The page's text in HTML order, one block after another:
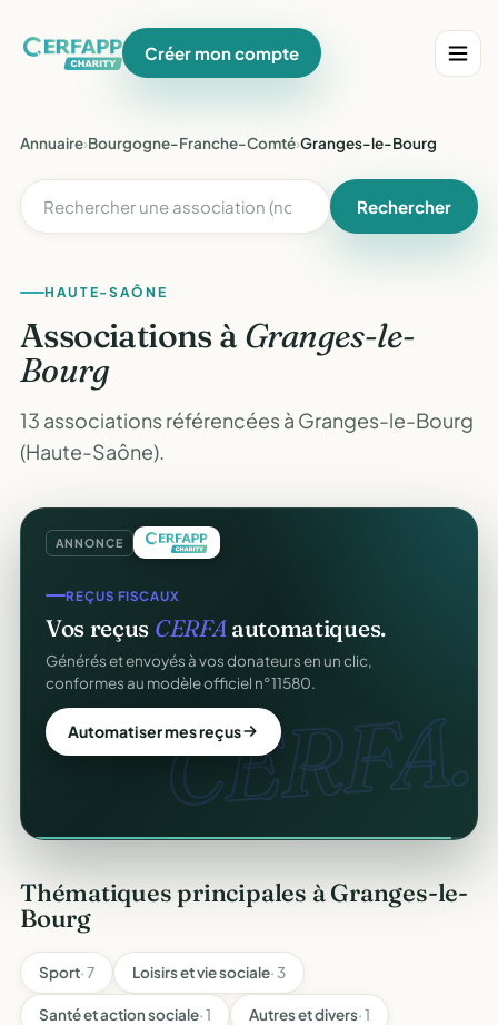
Créer mon compte
Annuaire›Bourgogne-Franche-Comté›Granges-le-Bourg
Rechercher
HAUTE-SAÔNE
Associations à Granges-le-
Bourg
13 associations référencées à Granges-le-Bourg
(Haute-Saône).
ANNONCE
CERFA.
REÇUS FISCAUX
Vos reçus CERFAautomatiques.
Générés et envoyés à vos donateurs en un clic,
conformes au modèle officiel n°11580.
Automatiser mes reçus
COLLECTE DE DONS
Collectez des donsen ligne.
Campagnes, paiement sécurisé, reçu fiscal instantané
pour chaque donateur. 100 % gratuit.
Lancer ma collecte
Thématiques principales à Granges-le-
Bourg
Sport· 7 Loisirs et vie sociale· 3
Santé et action sociale· 1 Autres et divers· 1